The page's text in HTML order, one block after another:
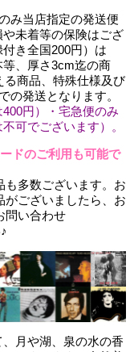
み当店指定の発送便
未着等の保険はござ
き全国200円）は
、厚さ3cm迄の商
商品、特殊仕様及び
の発送となります。
円）・宅急便のみ
可でございます）。
ドのご利用も可能で
も多数ございます。お
がございましたら、お
問い合わせ
月や湖、泉の水の香